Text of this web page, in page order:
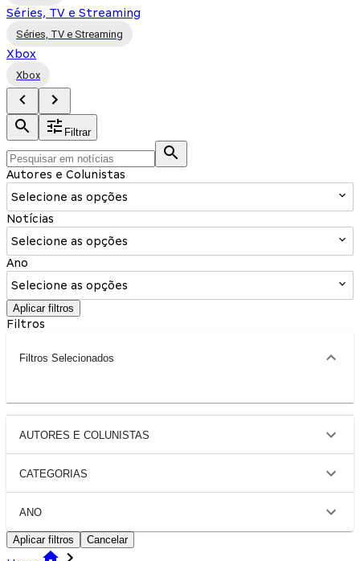
Séries, TV e Streaming
Séries, TV e Streaming
Xbox
Xbox
Filtrar
Autores e Colunistas
Selecione as opções
Notícias
Selecione as opções
Ano
Selecione as opções
Aplicar filtros
Filtros
Filtros Selecionados
AUTORES E COLUNISTAS
CATEGORIAS
ANO
Aplicar filtros Cancelar